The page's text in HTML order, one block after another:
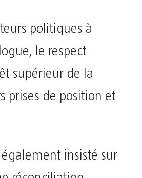
politiques à
le respect
supérieur de la
prises de position et
également insisté sur